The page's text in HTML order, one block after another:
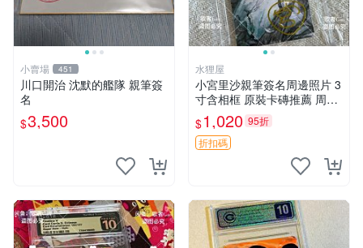
小賣場 451
川口開治 沈默的艦隊 親筆簽
名
$3,500
水狸屋
小宮里沙親筆簽名周邊照片 3
寸含相框 原裝卡磚推薦 周邊
照片 相框
$1,020 95折
折扣碼